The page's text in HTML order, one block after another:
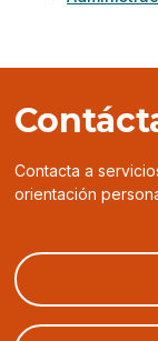
Contacta a
orientación